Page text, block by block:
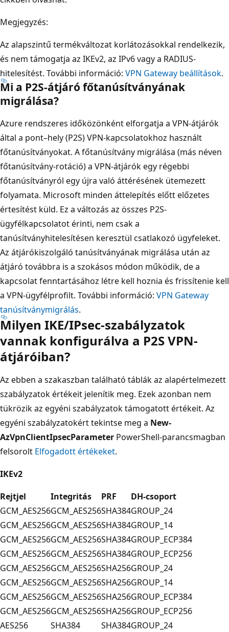
Megjegyzés:
Az alapszintű termékváltozat korlátozásokkal rendelkezik,
és nem támogatja az IKEv2, az IPv6 vagy a RADIUS-
hitelesítést. További információ: VPN Gateway beállítások.
Mi a P2S-átjáró főtanúsítványának
migrálása?
Azure rendszeres időközönként elforgatja a VPN-átjárók
által a pont–hely (P2S) VPN-kapcsolatokhoz használt
főtanúsítványokat. A főtanúsítvány migrálása (más néven
főtanúsítvány-rotáció) a VPN-átjárók egy régebbi
főtanúsítványról egy újra való áttérésének ütemezett
folyamata. Microsoft minden áttelepítés előtt előzetes
értesítést küld. Ez a változás az összes P2S-
ügyfélkapcsolatot érinti, nem csak a
tanúsítványhitelesítésen keresztül csatlakozó ügyfeleket.
Az átjárókiszolgáló tanúsítványának migrálása után az
átjáró továbbra is a szokásos módon működik, de a
kapcsolat fenntartásához létre kell hoznia és frissítenie kell
a VPN-ügyfélprofilt. További információ: VPN Gateway
tanúsítványmigrálás.
Milyen IKE/IPsec-szabályzatok
vannak konfigurálva a P2S VPN-
átjáróiban?
Az ebben a szakaszban található táblák az alapértelmezett
szabályzatok értékeit jelenítik meg. Ezek azonban nem
tükrözik az egyéni szabályzatok támogatott értékeit. Az
egyéni szabályzatokért tekintse meg a New-
AzVpnClientIpsecParameter PowerShell-parancsmagban
felsorolt Elfogadott értékeket.
IKEv2
Rejtjel
Integritás PRF
DH-csoport
GCM_AES256GCM_AES256SHA384GROUP_24
GCM_AES256GCM_AES256SHA384GROUP_14
GCM_AES256GCM_AES256SHA384GROUP_ECP384
GCM_AES256GCM_AES256SHA384GROUP_ECP256
GCM_AES256GCM_AES256SHA256GROUP_24
GCM_AES256GCM_AES256SHA256GROUP_14
GCM_AES256GCM_AES256SHA256GROUP_ECP384
GCM_AES256GCM_AES256SHA256GROUP_ECP256
AES256
SHA384 SHA384GROUP_24